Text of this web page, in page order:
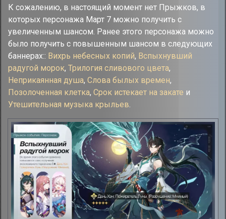
К сожалению, в настоящий момент нет Прыжков, в
которых персонажа Март 7 можно получить с
увеличенным шансом. Ранее этого персонажа можно
было получить с повышенным шансом в следующих
баннерах:: Вихрь небесных копий, Вспыхнувший
радугой морок, Трилогия сливового цвета,
Неприкаянная душа, Слова былых времен,
Позолоченная клетка, Срок истекает на закате и
Утешительная музыка крыльев.